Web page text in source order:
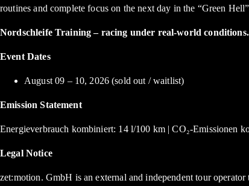
routines and complete focus on the next day in the “Green
Nordschleife Training – racing under real-world conditions.
Event Dates
August 09 – 10, 2026 (sold out / waitlist)
Emission Statement
Energieverbrauch kombiniert: 14 l/100 km | CO₂-Emissionen
Legal Notice
zet:motion. GmbH is an external and independent tour